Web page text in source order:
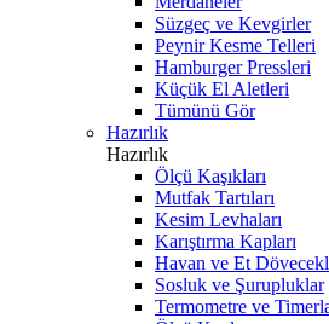
Süzgeç ve Kevgirler
Peynir Kesme Telleri
Hamburger Pressleri
Küçük El Aletleri
Tümünü Gör
Hazırlık
Hazırlık
Ölçü Kaşıkları
Mutfak Tartıları
Kesim Levhaları
Karıştırma Kapları
Havan ve Et
Sosluk ve Şurupluklar
Termometre ve